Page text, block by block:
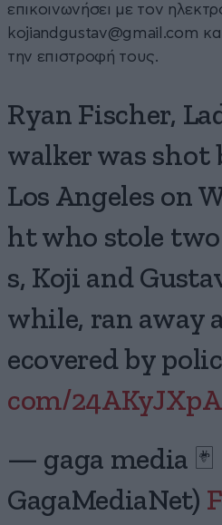
επικοινωνήσει με τον
kojiandgustav@gmail.com
την επιστροφή τους.
Ryan Fischer,
walker was shot
Los Angeles on
ht who stole two
s, Koji and
while, ran away
ecovered by
com/
— gaga media 🃏
GagaMediaNet)